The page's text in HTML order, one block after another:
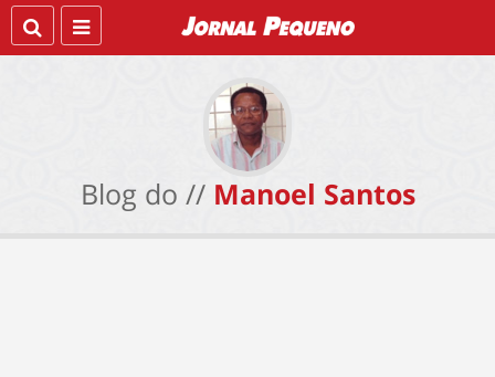
Blog do // Manoel Santos